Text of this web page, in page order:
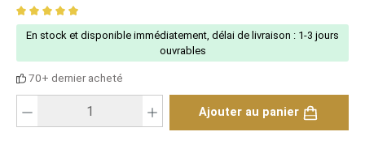
Average rating of 4.88 out of 5 stars
En stock et disponible immédiatement, délai de livraison : 1-3 jours
ouvrables
70+ dernier acheté
Ajouter au panier